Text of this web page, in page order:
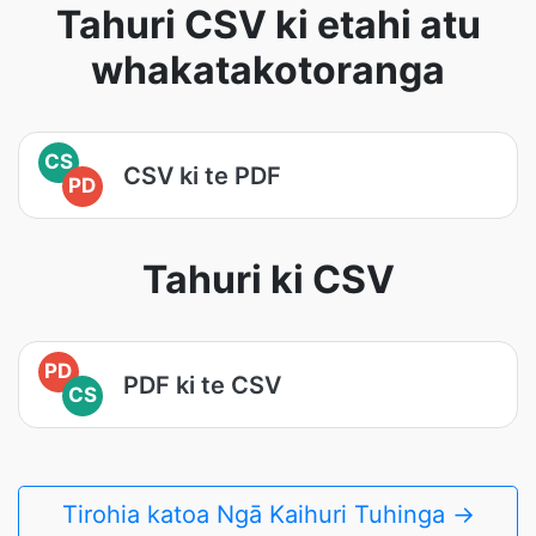
Tahuri CSV ki etahi atu
whakatakotoranga
CS
PD
CSV ki te PDF
Tahuri ki CSV
PD
CS
PDF ki te CSV
Tirohia katoa Ngā Kaihuri Tuhinga →